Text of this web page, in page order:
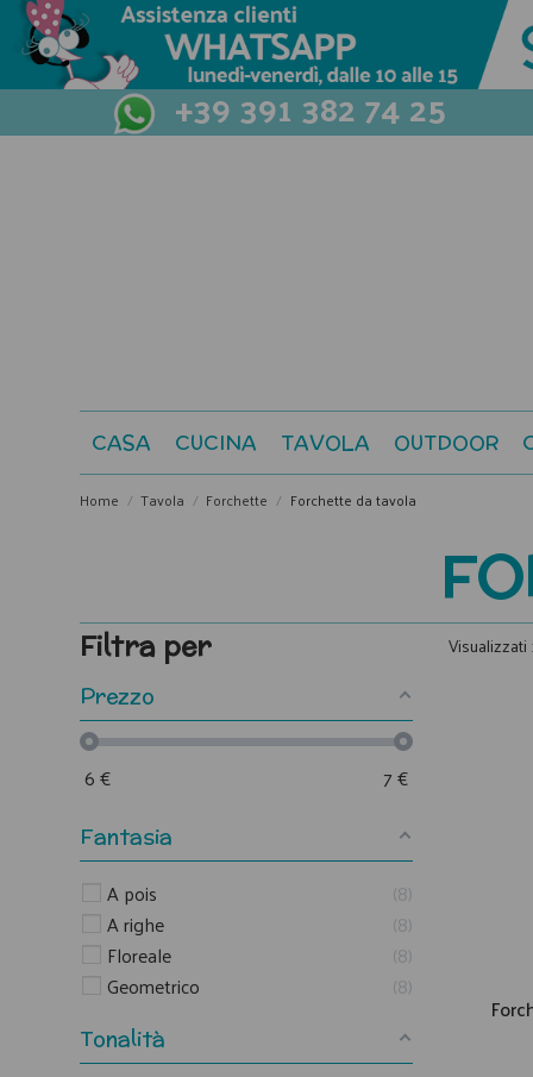
+39 391 382 74 25
CASA CUCINA TAVOLA OUTDOOR
Home Tavola Forchette Forchette da tavola
Visualizzati
Filtra per
Prezzo
6€ 7€
Fantasia
A pois
8
A righe
8
Floreale
8
Geometrico
8
Tonalità